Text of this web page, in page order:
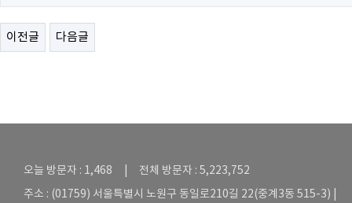
이전글 다음글
오늘 방문자 : 1,468 | 전체 방문자 : 5,223,752
주소 : (01759) 서울특별시 노원구 동일로210길 22(중계3동 515-3) |